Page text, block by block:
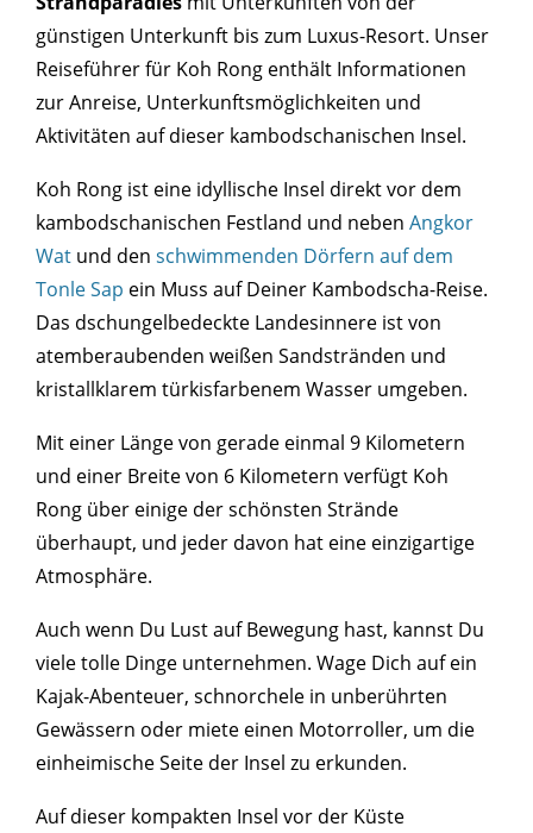
günstigen Unterkunft bis zum Luxus-Resort. Unser
Reiseführer für Koh Rong enthält Informationen
zur Anreise, Unterkunftsmöglichkeiten und
Aktivitäten auf dieser kambodschanischen Insel.
Koh Rong ist eine idyllische Insel direkt vor dem
kambodschanischen Festland und neben Angkor
Wat und den schwimmenden Dörfern auf dem
Tonle Sap ein Muss auf Deiner Kambodscha-Reise.
Das dschungelbedeckte Landesinnere ist von
atemberaubenden weißen Sandstränden und
kristallklarem türkisfarbenem Wasser umgeben.
Mit einer Länge von gerade einmal 9 Kilometern
und einer Breite von 6 Kilometern verfügt Koh
Rong über einige der schönsten Strände
überhaupt, und jeder davon hat eine einzigartige
Atmosphäre.
Auch wenn Du Lust auf Bewegung hast, kannst Du
viele tolle Dinge unternehmen. Wage Dich auf ein
Kajak-Abenteuer, schnorchele in unberührten
Gewässern oder miete einen Motorroller, um die
einheimische Seite der Insel zu erkunden.
Auf dieser kompakten Insel vor der Küste